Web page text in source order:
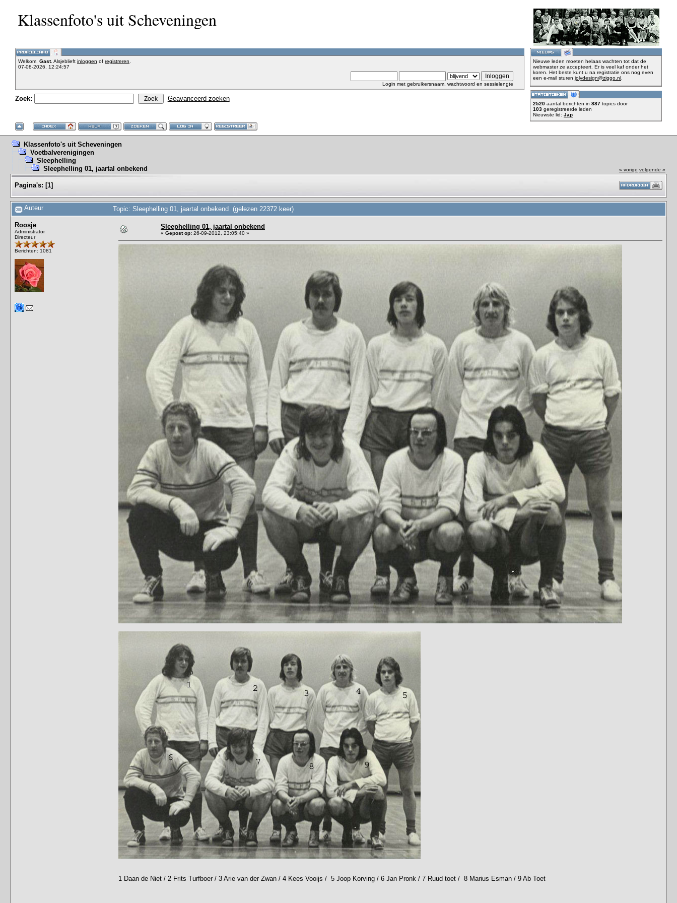
Klassenfoto's uit Scheveningen
Welkom, Gast. Alsjeblieft inloggen of registreren
07-08-2026, 12:24:57
Login met gebruikersnaam, wachtwoord en sessielengte
Zoek: Geavanceerd zoeken
Nieuwe leden moeten helaas wachten tot dat de
webmaster ze accepteert. Er is veel kaf onder het
koren. Het beste kunt u na registratie ons nog even
een e-mail sturen jolydesign@ziggo.nl
2520 aantal berichten in 887 topics door
103 geregistreerde leden
Nieuwste lid: Jap
Klassenfoto's uit Scheveningen
Voetbalverenigingen
Sleephelling
Sleephelling 01, jaartal onbekend
« vorige volgende »
Pagina's: [1]
Auteur Topic: Sleephelling 01, jaartal onbekend (gelezen 22372 keer)
Roosje
Administrator
Directeur
Berichten: 1081
Sleephelling 01, jaartal onbekend
« Gepost op: 26-09-2012, 23:05:40 »
1 Daan de Niet / 2 Frits Turfboer / 3 Arie van der Zwan / 4 Kees Vooijs / 5 Joop Korving / 6 Jan Pronk / 7 Ruud toet / 8 Marius Esman / 9 Ab Toet